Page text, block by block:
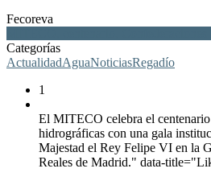
Fecoreva
Categorías
ActualidadAguaNoticiasRegadío
1
El MITECO celebra el
hidrográficas con una gala
Majestad el Rey Felipe VI en la
Reales de Madrid." data-